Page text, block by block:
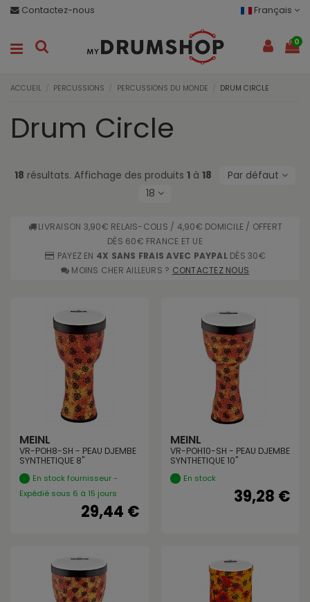
Contactez-nous Français
0
ACCUEIL PERCUSSIONS PERCUSSIONS DU MONDE DRUM CIRCLE
Drum Circle
18 résultats. Affichage des produits1 à18
Par défaut
18
LIVRAISON 3,90€ RELAIS-COLIS / 4,90€ DOMICILE / OFFERT
DÈS 60€ FRANCE ET UE
PAYEZ EN 4X SANS FRAIS AVEC PAYPALDÈS 30€
MOINS CHER AILLEURS ? CONTACTEZ NOUS
MEINL
VR-POH8-SH - PEAU DJEMBE
SYNTHETIQUE 8"
En stock fournisseur -
Expédié sous 6 à 15 jours
29,44 €
MEINL
VR-POH10-SH - PEAU DJEMBE
SYNTHETIQUE 10"
En stock
39,28 €